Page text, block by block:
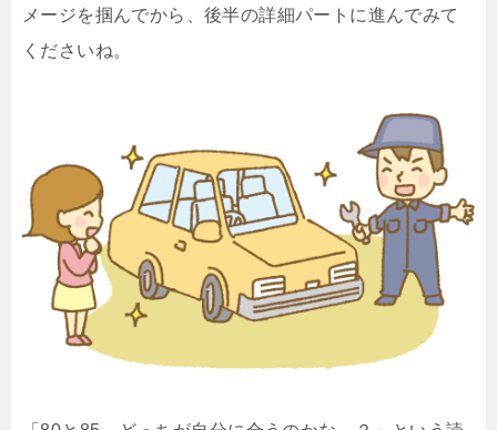
メージを掴んでから、後半の詳細パートに進んでみて
くださいね。